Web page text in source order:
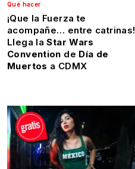
Qué hacer
¡Que la Fuerza te
acompañe… entre catrinas!
Llega la Star Wars
Convention de Día de
Muertos a CDMX